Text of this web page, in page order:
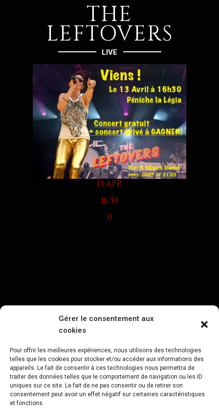
Gérer le consentement aux
cookies
Pour offrir les meilleures expériences, nous utilisons des technologies
telles que les cookies pour stocker et/ou accéder aux informations des
appareils. Le fait de consentir à ces technologies nous permettra de
traiter des données telles que le comportement de navigation ou les ID
uniques sur ce site. Le fait de ne pas consentir ou de retirer son
consentement peut avoir un effet négatif sur certaines caractéristiques
et fonctions.
THE
LEFTOVERS
LIVE
13 APR
16:30
0